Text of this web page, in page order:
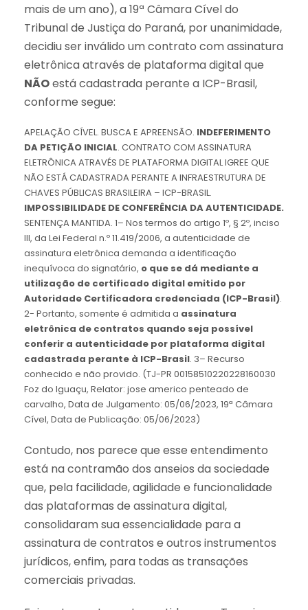
mais de um ano), a 19ª Câmara Cível do
Tribunal de Justiça do Paraná, por unanimidade,
decidiu ser inválido um contrato com assinatura
eletrônica através de plataforma digital que
NÃOestá cadastrada perante a ICP-Brasil,
conforme segue:
APELAÇÃO CÍVEL. BUSCA E APREENSÃO. INDEFERIMENTO
DA PETIÇÃO INICIAL. CONTRATO COM ASSINATURA
ELETRÔNICA ATRAVÉS DE PLATAFORMA DIGITAL IGREE QUE
NÃO ESTÁ CADASTRADA PERANTE A INFRAESTRUTURA DE
CHAVES PÚBLICAS BRASILEIRA – ICP-BRASIL.
IMPOSSIBILIDADE DE CONFERÊNCIA DA AUTENTICIDADE.
SENTENÇA MANTIDA. 1– Nos termos do artigo 1º, § 2º, inciso
III, da Lei Federal n.º 11.419/2006, a autenticidade de
assinatura eletrônica demanda a identificação
inequívoca do signatário, o que se dá mediante a
utilização de certificado digital emitido por
Autoridade Certificadora credenciada (ICP-Brasil).
2- Portanto, somente é admitida a assinatura
eletrônica de contratos quando seja possível
conferir a autenticidade por plataforma digital
cadastrada perante à ICP-Brasil. 3– Recurso
conhecido e não provido. (TJ-PR 00158510220228160030
Foz do Iguaçu, Relator: jose americo penteado de
carvalho, Data de Julgamento: 05/06/2023, 19ª Câmara
Cível, Data de Publicação: 05/06/2023)
Contudo, nos parece que esse entendimento
está na contramão dos anseios da sociedade
que, pela facilidade, agilidade e funcionalidade
das plataformas de assinatura digital,
consolidaram sua essencialidade para a
assinatura de contratos e outros instrumentos
jurídicos, enfim, para todas as transações
comerciais privadas.